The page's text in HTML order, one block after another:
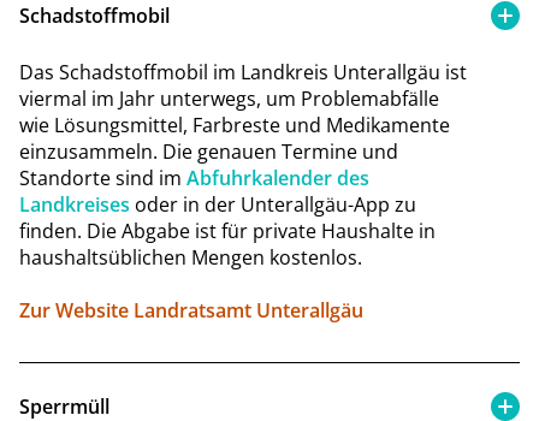
Schadstoffmobil
Das Schadstoffmobil im Landkreis Unterallgäu ist
viermal im Jahr unterwegs, um Problemabfälle
wie Lösungsmittel, Farbreste und Medikamente
einzusammeln. Die genauen Termine und
Standorte sind im Abfuhrkalender des
Landkreises oder in der Unterallgäu-App zu
finden. Die Abgabe ist für private Haushalte in
haushaltsüblichen Mengen kostenlos.
Zur Website Landratsamt Unterallgäu
Sperrmüll